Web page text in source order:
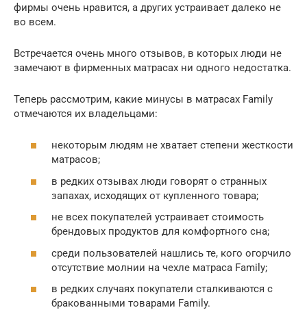
фирмы очень нравится, а других устраивает далеко не
во всем.
​​​​​Встречается очень много отзывов, в которых люди не
замечают в фирменных матрасах ни одного недостатка.
Теперь рассмотрим, какие минусы в матрасах Family
отмечаются их владельцами:
некоторым людям не хватает степени жесткости
матрасов;
в редких отзывах люди говорят о странных
запахах, исходящих от купленного товара;
не всех покупателей устраивает стоимость
брендовых продуктов для комфортного сна;
среди пользователей нашлись те, кого огорчило
отсутствие молнии на чехле матраса Family;
в редких случаях покупатели сталкиваются с
бракованными товарами Family.